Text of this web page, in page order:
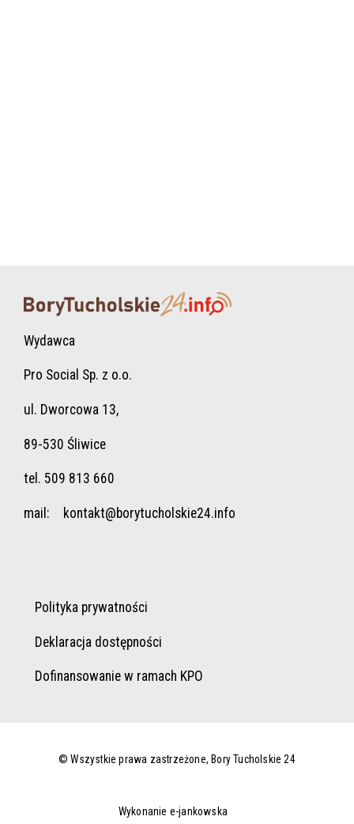
Wydawca
Pro Social Sp. z o.o.
ul. Dworcowa 13,
89-530 Śliwice
tel. 509 813 660
mail: kontakt@borytucholskie24.info
Polityka prywatności
Deklaracja dostępności
Dofinansowanie w ramach KPO
© Wszystkie prawa zastrzeżone, Bory Tucholskie 24
Wykonanie e-jankowska